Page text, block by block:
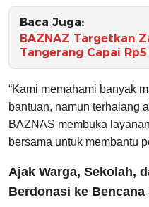
Baca Juga:
BAZNAZ Targetkan
Tangerang Capai
“Kami memahami banyak
bantuan, namun terhalang
BAZNAS membuka
bersama untuk membantu
Ajak Warga, Sekolah,
Berdonasi ke Bencana